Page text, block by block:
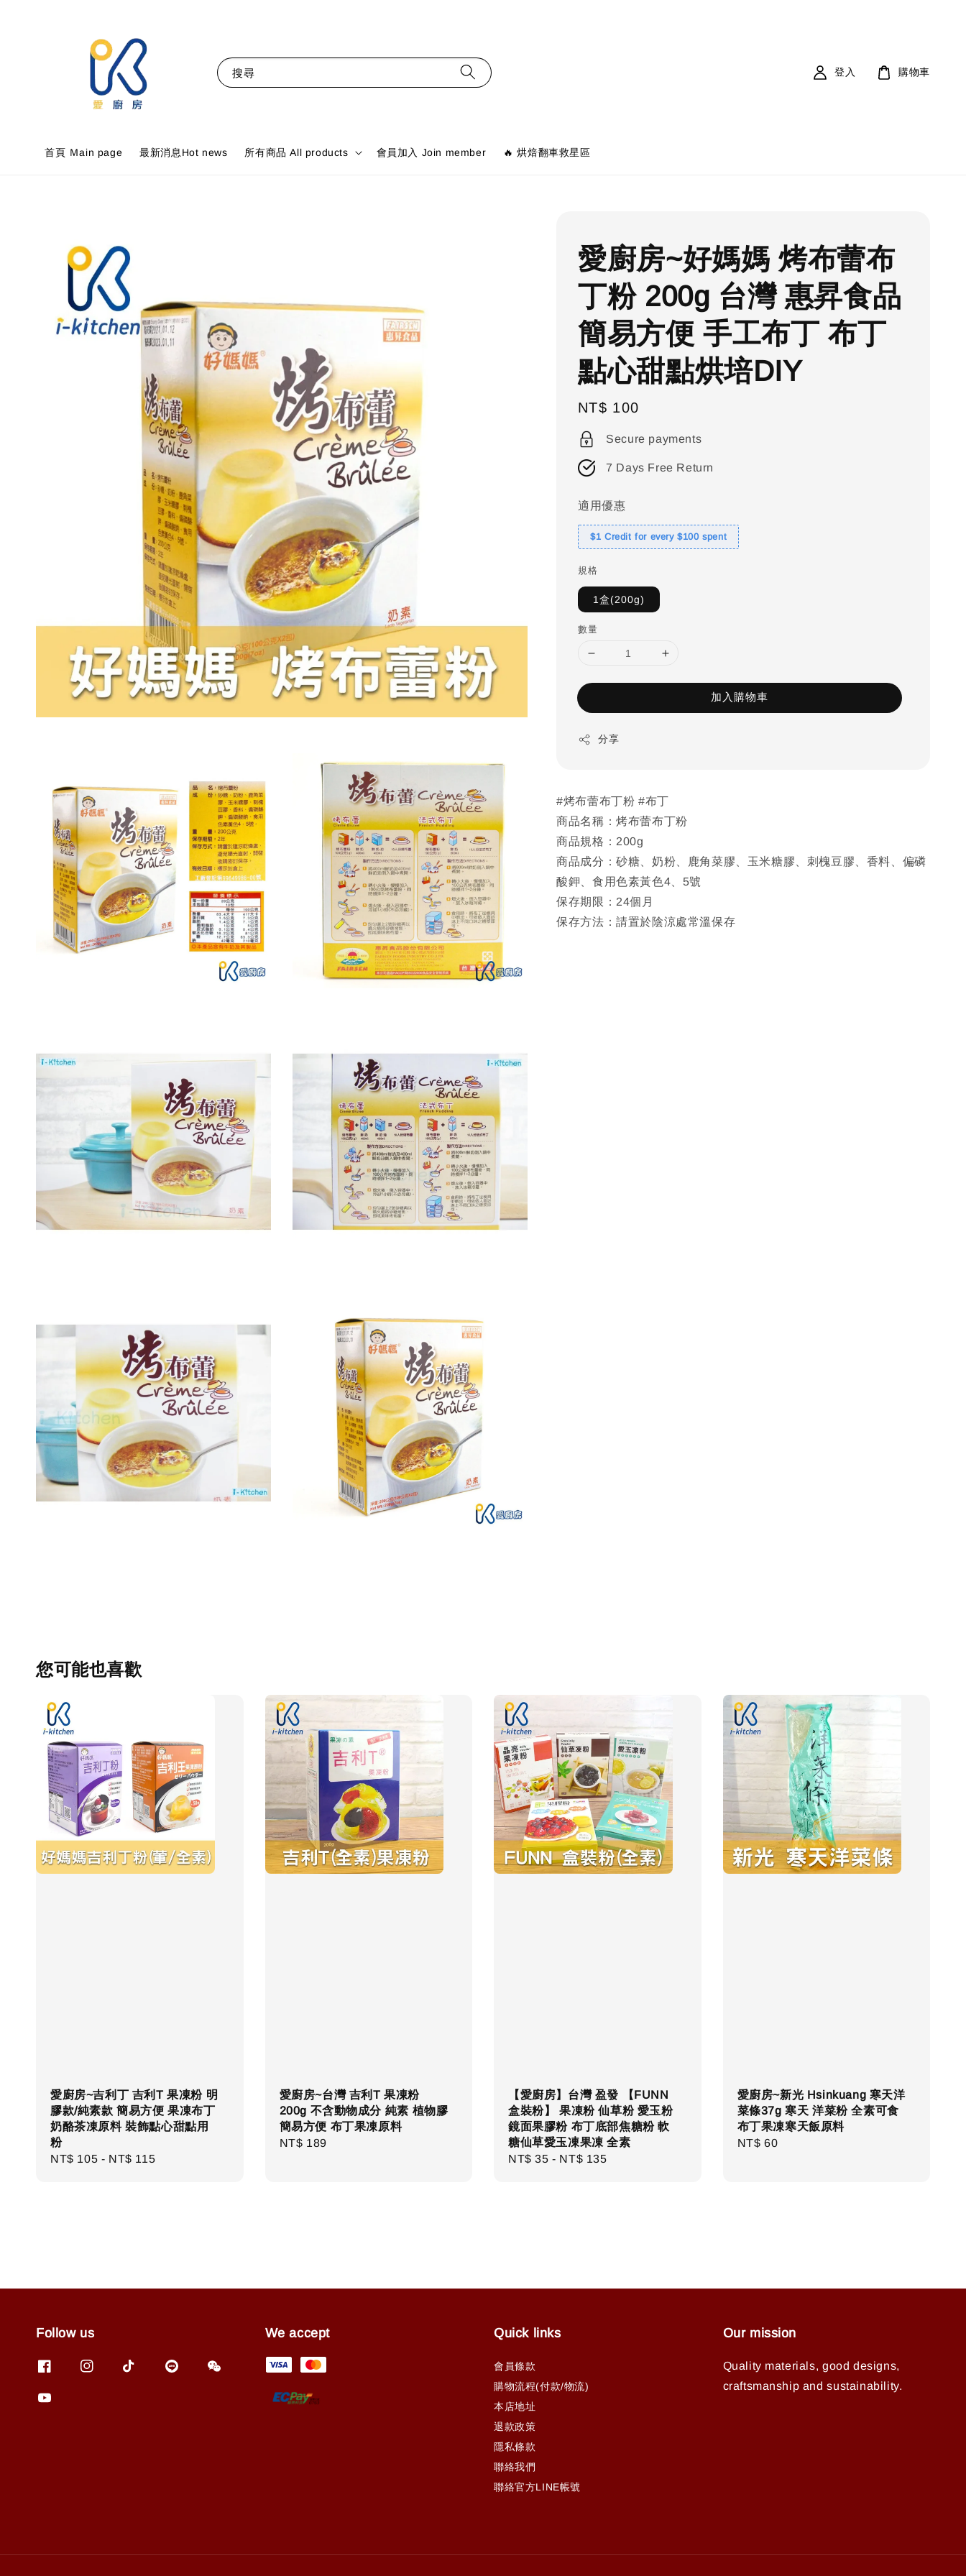
搜尋
首頁 Ｍain page 最新消息Hot news 所有商品 All products 會員加入 Join member 🔥 烘焙翻車救星區
登入 購物車
愛廚房~好媽媽 烤布蕾布
丁粉 200g 台灣 惠昇食品
簡易方便 手工布丁 布丁
點心甜點烘培DIY
Regular
price
NT$ 100
Secure payments
7 Days Free Return
適用優惠
$1 Credit for every $100 spent
規格
1盒(200g)
數量
加入購物車
分享
#烤布蕾布丁粉 #布丁
商品名稱：烤布蕾布丁粉
商品規格：200g
商品成分：砂糖、奶粉、鹿角菜膠、玉米糖膠、刺槐豆膠、香料、偏磷
酸鉀、食用色素黃色4、5號
保存期限：24個月
保存方法：請置於陰涼處常溫保存
您可能也喜歡
愛廚房~吉利丁 吉利T 果凍粉 明
膠款/純素款 簡易方便 果凍布丁
奶酪茶凍原料 裝飾點心甜點用
粉
Regular
NT$ 105 - NT$ 115
愛廚房~台灣 吉利T 果凍粉
200g 不含動物成分 純素 植物膠
簡易方便 布丁果凍原料
Regular
NT$ 189
【愛廚房】台灣 盈發 【FUNN
盒裝粉】 果凍粉 仙草粉 愛玉粉
鏡面果膠粉 布丁底部焦糖粉 軟
糖仙草愛玉凍果凍 全素
Regular
NT$ 35 - NT$ 135
愛廚房~新光 Hsinkuang 寒天洋
菜條37g 寒天 洋菜粉 全素可食
布丁果凍寒天飯原料
Regular
NT$ 60
Follow us We accept Quick links
會員條款
購物流程(付款/物流)
本店地址
退款政策
隱私條款
聯絡我們
聯絡官方LINE帳號
Our mission
Quality materials, good designs,
craftsmanship and sustainability.